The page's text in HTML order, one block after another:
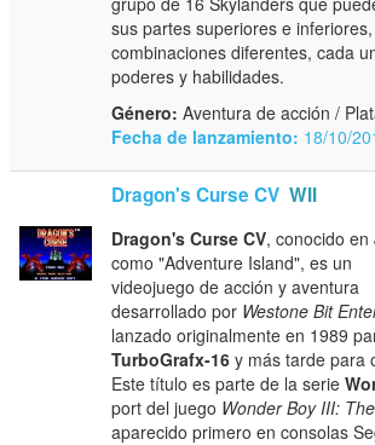
sus partes superiores e
combinaciones diferentes, cada
poderes y habilidades.
Género: Aventura de acción /
Fecha de lanzamiento: 18/10/
Dragon's Curse CV WII
Dragon's Curse CV, conocido en
como "Adventure Island", es un
videojuego de acción y aventura
desarrollado por Westone Bit
lanzado originalmente en 1989
TurboGrafx-16 y más tarde para
Este título es parte de la serie
port del juego Wonder Boy III:
aparecido primero en consolas